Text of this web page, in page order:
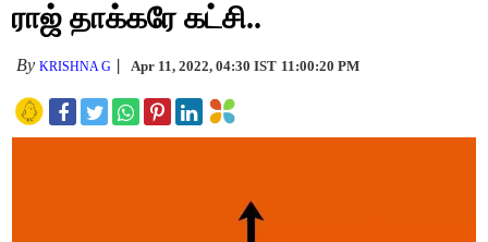
ராஜ் தாக்கரே கட்சி..
ByKRISHNA G Apr 11, 2022, 04:30 IST 11:00:20 PM